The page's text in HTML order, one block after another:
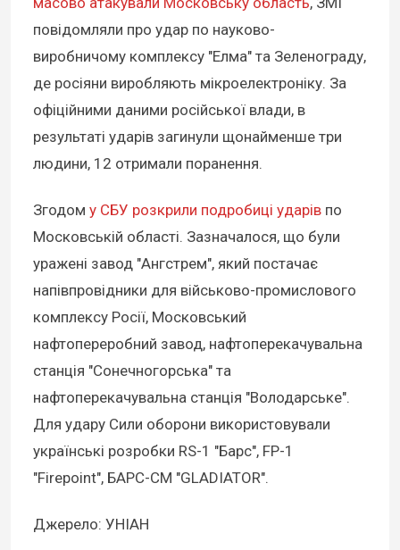
повідомляли про удар по науково-
виробничому комплексу "Елма" та Зеленограду,
де росіяни виробляють мікроелектроніку. За
офіційними даними російської влади, в
результаті ударів загинули щонайменше три
людини, 12 отримали поранення.
Згодом у СБУ розкрили подробиці ударів по
Московській області. Зазначалося, що були
уражені завод "Ангстрем", який постачає
напівпровідники для військово-промислового
комплексу Росії, Московський
нафтопереробний завод, нафтоперекачувальна
станція "Сонечногорська" та
нафтоперекачувальна станція "Володарське".
Для удару Сили оборони використовували
українські розробки RS-1 "Барс", FP-1
"Firepoint", БАРС-СМ "GLADIATOR".
Джерело: УНІАН